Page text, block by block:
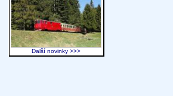
Další novinky >>>